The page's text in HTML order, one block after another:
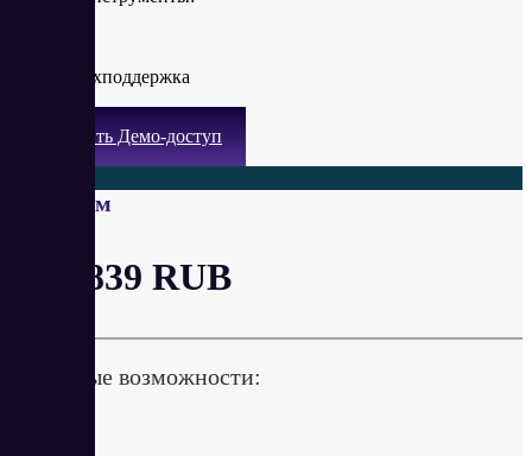
Базовая техподдержка
Получить Демо-доступ
Премиум
от 3 839 RUB
Ключевые возможности: